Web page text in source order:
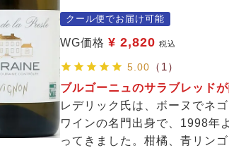
クール便でお届け可能
WG価格 ¥ 2,820 税込
5.00 （1）
ブルゴーニュのサラブレッド
レデリック氏は、ボーヌでネ
ワインの名門出身で、1998年
ってきました。柑橘、青リン